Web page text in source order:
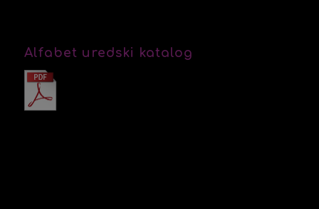
Alfabet uredski katalog